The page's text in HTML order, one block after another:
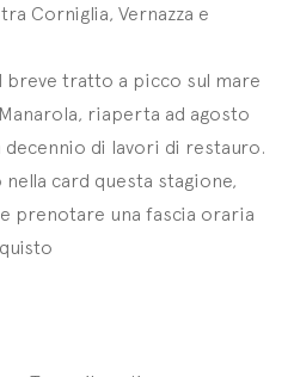
Corniglia, Vernazza e
breve tratto a picco sul mare
riaperta ad agosto
di lavori di restauro.
nella card questa stagione,
prenotare una fascia oraria